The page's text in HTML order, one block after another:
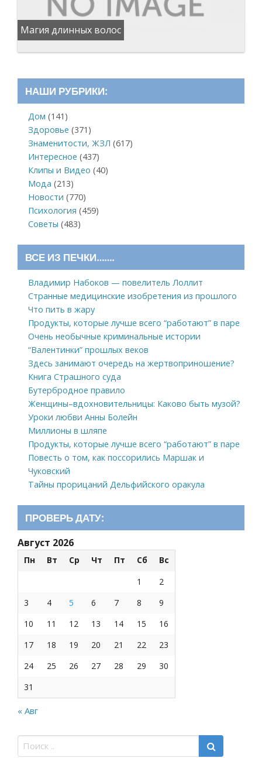
Магия длинных волос
НАШИ РУБРИКИ:
Дом (141)
Здоровье (371)
Знаменитости, ЖЗЛ (617)
Интересное (437)
Клипы и Видео (40)
Мода (213)
Новости (770)
Психология (459)
Советы (483)
ВСЕ ИЗ ПЕЧКИ…….
Владимир Набоков — повелитель Лоллит
Странные медицинские изобретения из прошлого
Что пить в жару
Продукты, которые лучше всего “работают” в паре
Очень необычные криминальные истории
“Валентинки” прошлых веков
Здесь занимают очередь на жертвоприношение?
Книга Страшного суда
Бутербродное правило
Женщины–вдохновительницы: Каково быть музой?
Уроки любви Анны Болейн
Миллионы в шляпе
Продукты, которые лучше всего “работают” в паре
Повесть о том, как поссорились Маршак и
Чуковский
Тайны прорицаний Дельфийского оракула
ПРОВЕРЬ ДАТУ:
Август 2026
Пн Вт Ср Чт Пт Сб
Вс
1
2
3
4 5 6 7 8
9
10
11 12 13 14 15
16
17
18 19 20 21 22
23
24
25 26 27 28 29
30
31
« Авг